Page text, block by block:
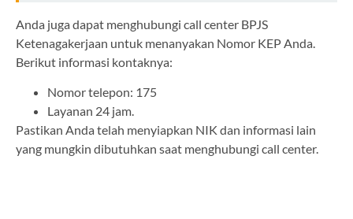
Anda juga dapat menghubungi call center BPJS
Ketenagakerjaan untuk menanyakan Nomor KEP Anda.
Berikut informasi kontaknya:
Nomor telepon: 175
Layanan 24 jam.
Pastikan Anda telah menyiapkan NIK dan informasi lain
yang mungkin dibutuhkan saat menghubungi call center.